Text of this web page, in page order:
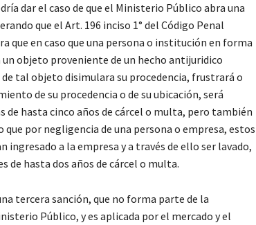
dar el caso de que el Ministerio Público abra una
que el Art. 196 inciso 1° del Código Penal
que en caso que una persona o institución en forma
objeto proveniente de un hecho antijuridico
tal objeto disimulara su procedencia, frustrará o
de su procedencia o de su ubicación, será
de hasta cinco años de cárcel o multa, pero también
que por negligencia de una persona o empresa, estos
ingresado a la empresa y a través de ello ser lavado,
de hasta dos años de cárcel o multa.
tercera sanción, que no forma parte de la
Público, y es aplicada por el mercado y el